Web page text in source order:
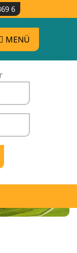
6
MENÜ